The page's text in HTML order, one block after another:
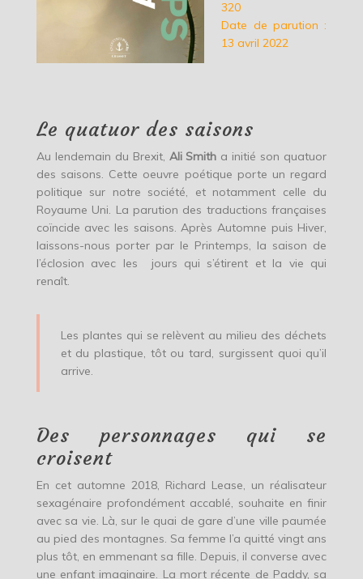
320
Date de parution :
13 avril 2022
Le quatuor des saisons
Au lendemain du Brexit, Ali Smith a initié son quatuor
des saisons. Cette oeuvre poétique porte un regard
politique sur notre société, et notamment celle du
Royaume Uni. La parution des traductions françaises
coïncide avec les saisons. Après Automne puis Hiver,
laissons-nous porter par le Printemps, la saison de
l’éclosion avec les jours qui s’étirent et la vie qui
renaît.
Les plantes qui se relèvent au milieu des déchets
et du plastique, tôt ou tard, surgissent quoi qu’il
arrive.
Des personnages qui se
croisent
En cet automne 2018, Richard Lease, un réalisateur
sexagénaire profondément accablé, souhaite en finir
avec sa vie. Là, sur le quai de gare d’une ville paumée
au pied des montagnes. Sa femme l’a quitté vingt ans
plus tôt, en emmenant sa fille. Depuis, il converse avec
une enfant imaginaire. La mort récente de Paddy, sa